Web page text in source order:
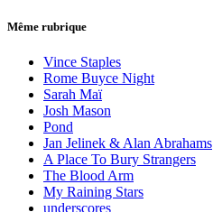
Même rubrique
Vince Staples
Rome Buyce Night
Sarah Maï
Josh Mason
Pond
Jan Jelinek & Alan Abrahams
A Place To Bury Strangers
The Blood Arm
My Raining Stars
underscores